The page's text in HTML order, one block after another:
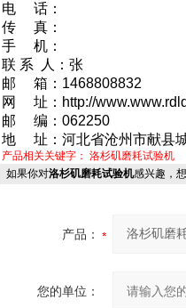
电 话：
传 真：
手 机：
联 系 人：张
邮 箱：1468808832
网 址：http://
邮 编：062250
地 址：河北省沧州市献县
产品相关关键字： 洛杉矶磨耗试验机
如果你对洛杉矶磨耗试验机感兴趣，
产品：
您的单位：